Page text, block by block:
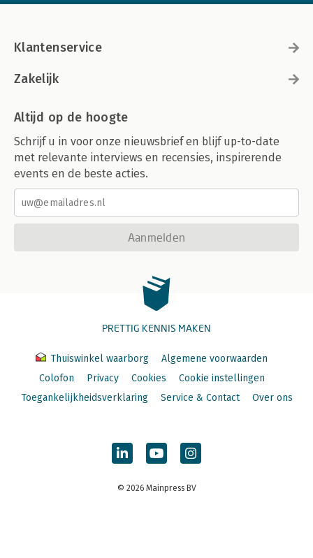
Klantenservice
Zakelijk
Altijd op de hoogte
Schrijf u in voor onze nieuwsbrief en blijf up-to-date
met relevante interviews en recensies, inspirerende
events en de beste acties.
Aanmelden
PRETTIG KENNIS MAKEN
Thuiswinkel waarborg
Algemene voorwaarden
Colofon
Privacy Cookies
Cookie instellingen
Toegankelijkheidsverklaring
Service & Contact Over ons
© 2026 Mainpress BV